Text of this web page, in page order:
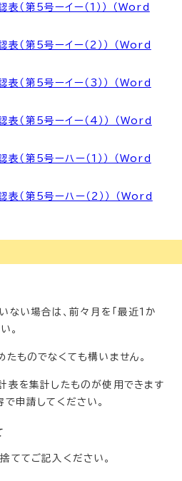
（第5号ーイー（1）） （Word
（第5号ーイー（2）） （Word
（第5号ーイー（3）） （Word
（第5号ーイー（4）） （Word
（第5号ーハー（1）） （Word
（第5号ーハー（2）） （Word
ない場合は、前々月を「最近1か
。
ものでなくても構いません。
表を集計したものが使用できます
申請してください。
ててご記入ください。